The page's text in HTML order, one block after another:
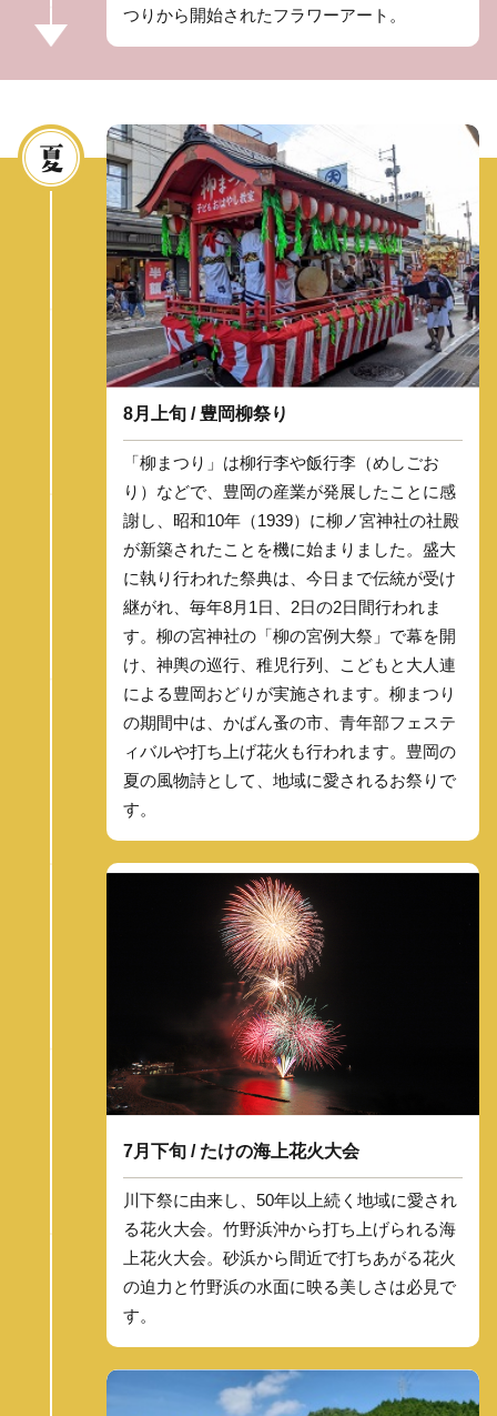
つりから開始されたフラワーアート。
8月上旬 / 豊岡柳祭り
「柳まつり」は柳行李や飯行李（めしごお
り）などで、豊岡の産業が発展したことに感
謝し、昭和10年（1939）に柳ノ宮神社の社殿
が新築されたことを機に始まりました。盛大
に執り行われた祭典は、今日まで伝統が受け
継がれ、毎年8月1日、2日の2日間行われま
す。柳の宮神社の「柳の宮例大祭」で幕を開
け、神輿の巡行、稚児行列、こどもと大人連
による豊岡おどりが実施されます。柳まつり
の期間中は、かばん蚤の市、青年部フェステ
ィバルや打ち上げ花火も行われます。豊岡の
夏の風物詩として、地域に愛されるお祭りで
す。
7月下旬 / たけの海上花火大会
川下祭に由来し、50年以上続く地域に愛され
る花火大会。竹野浜沖から打ち上げられる海
上花火大会。砂浜から間近で打ちあがる花火
の迫力と竹野浜の水面に映る美しさは必見で
す。